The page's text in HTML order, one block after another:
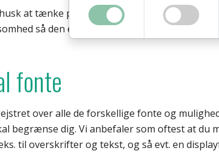
at tænke på hvilke der passer til jeres
så den er med til at underbygge
fonte
over alle de forskellige fonte og
begrænse dig. Vi anbefaler som oftest at du
til overskrifter og tekst, og så evt. en